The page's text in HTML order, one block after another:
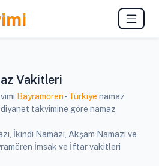
Vakitleri
Bayramören-Türkiye namaz
takvimine göre namaz
İkindi Namazı, Akşam Namazı ve
İmsak ve İftar vakitleri